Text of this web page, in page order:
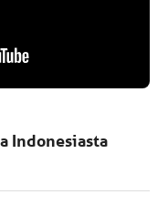
Indonesiasta